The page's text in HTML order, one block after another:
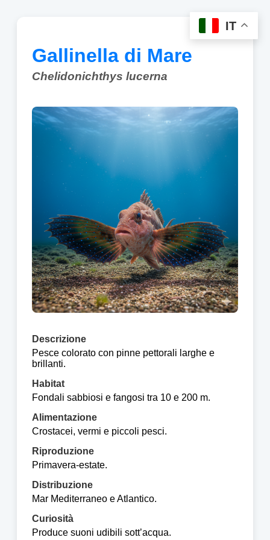
IT
Gallinella di Mare
Chelidonichthys lucerna
Descrizione
Pesce colorato con pinne pettorali larghe e
brillanti.
Habitat
Fondali sabbiosi e fangosi tra 10 e 200 m.
Alimentazione
Crostacei, vermi e piccoli pesci.
Riproduzione
Primavera-estate.
Distribuzione
Mar Mediterraneo e Atlantico.
Curiosità
Produce suoni udibili sott’acqua.